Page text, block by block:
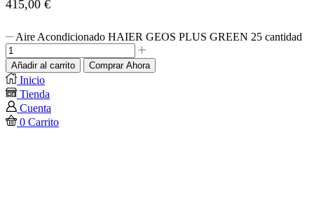
415,00 €
Aire Acondicionado HAIER GEOS PLUS GREEN 25 cantidad
Añadir al carrito Comprar Ahora
Inicio
Tienda
Cuenta
0 Carrito